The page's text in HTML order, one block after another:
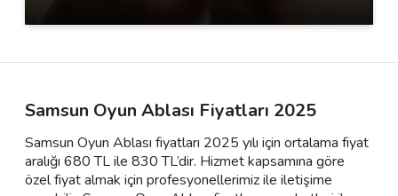
Samsun Oyun Ablası Fiyatları 2025
Samsun Oyun Ablası fiyatları 2025 yılı için ortalama fiyat
aralığı 680 TL ile 830 TL’dir. Hizmet kapsamına göre
özel fiyat almak için profesyonellerimiz ile iletişime